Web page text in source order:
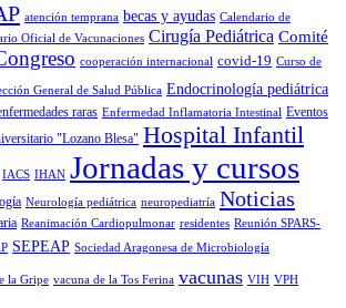
atención temprana becas y ayudas Calendario de
Oficial de Vacunaciones Cirugía Pediátrica Comité
cooperación internacional covid-19 Curso de
General de Salud Pública Endocrinología pediátrica
raras Enfermedad Inflamatoria Intestinal Eventos
"Lozano Blesa" Hospital Infantil
IACS IHAN Jornadas y cursos
Neurología pediátrica neuropediatría Noticias
Reanimación Cardiopulmonar residentes Reunión SPARS-
SEPEAP Sociedad Aragonesa de Microbiología
la Gripe vacuna de la Tos Ferina vacunas VIH VPH